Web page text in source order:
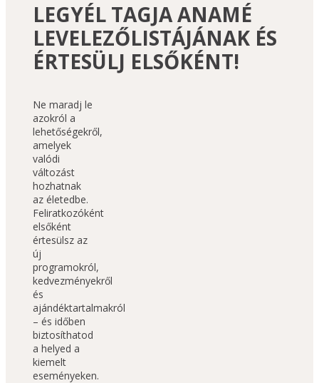
LEGYÉL TAGJA ANAMÉ
LEVELEZŐLISTÁJÁNAK ÉS
ÉRTESÜLJ ELSŐKÉNT!
Ne maradj le
azokról a
lehetőségekről,
amelyek
valódi
változást
hozhatnak
az életedbe.
Feliratkozóként
elsőként
értesülsz az
új
programokról,
kedvezményekről
és
ajándéktartalmakról
– és időben
biztosíthatod
a helyed a
kiemelt
eseményeken.